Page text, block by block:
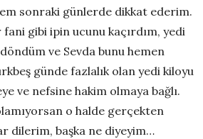
sonraki günlerde dikkat ederim.
fani gibi ipin ucunu kaçırdım, yedi
ve Sevda bunu hemen
günde fazlalık olan yedi kiloyu
ve nefsine hakim olmaya bağlı.
o halde gerçekten
dilerim, başka ne diyeyim…